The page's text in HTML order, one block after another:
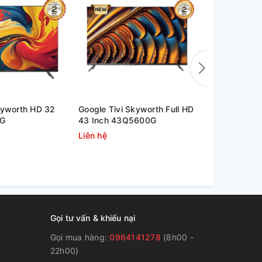
HD 32
Google Tivi Skyworth Full HD
43 Inch 43Q5600G
Liên hệ
Gọi tư vấn & khiếu nại
Gọi mua hàng:0964141278 (8h00 -
22h00)